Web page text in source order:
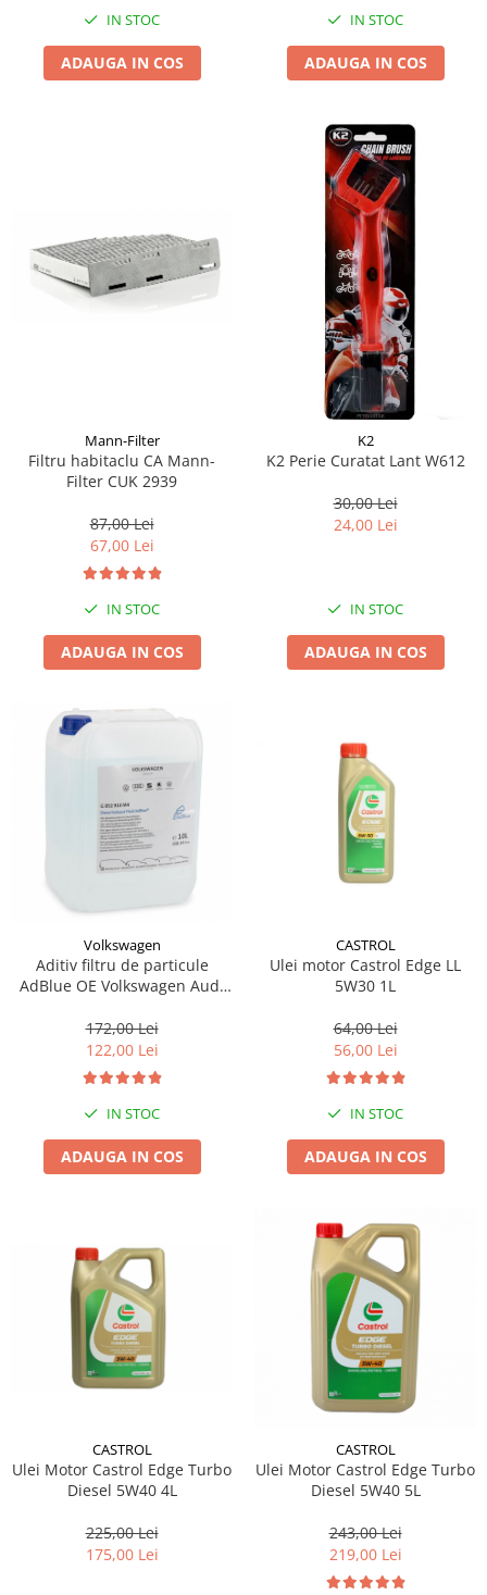
Accesorii moto
Antifurt
Genti bagaje moto
IN STOC
ADAUGA IN COS
IN STOC
ADAUGA IN COS
Mann-Filter
Filtru habitaclu CA Mann-
Filter CUK 2939
87,00 Lei
67,00 Lei
IN STOC
ADAUGA IN COS
K2
K2 Perie Curatat Lant W612
30,00 Lei
24,00 Lei
IN STOC
ADAUGA IN COS
Volkswagen
Aditiv filtru de particule
AdBlue OE Volkswagen Audi
172,00 Lei
122,00 Lei
IN STOC
ADAUGA IN COS
CASTROL
Ulei motor Castrol Edge LL
5W30 1L
64,00 Lei
56,00 Lei
IN STOC
ADAUGA IN COS
CASTROL
Ulei Motor Castrol Edge Turbo
Diesel 5W40 4L
225,00 Lei
175,00 Lei
CASTROL
Ulei Motor Castrol Edge Turbo
Diesel 5W40 5L
243,00 Lei
219,00 Lei